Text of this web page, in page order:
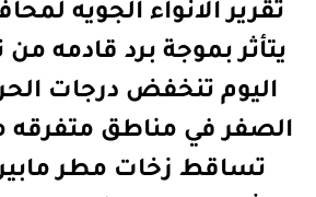
تقرير الانواء الجويه
يتأثر بموجة برد قادمه من
اليوم تنخفض درجات
الصفر في مناطق متفرقه
تساقط زخات مطر